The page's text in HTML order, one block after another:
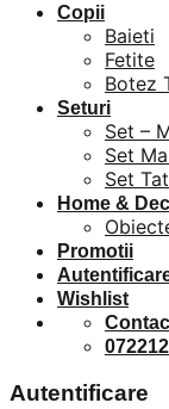
Copii
Baieti
Fetite
Botez
Seturi
Set –
Set
Set
Home &
Promotii
Wishlist
Autentificare